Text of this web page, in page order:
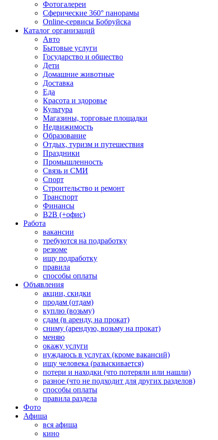
Фотогалереи
Сферические 360° панорамы
Online-сервисы Бобруйска
Каталог организаций
Авто
Бытовые услуги
Государство и общество
Дети
Домашние животные
Доставка
Еда
Красота и здоровье
Культура
Магазины, торговые площадки
Недвижимость
Образование
Отдых, туризм и путешествия
Праздники
Промышленность
Связь и СМИ
Спорт
Строительство и ремонт
Транспорт
Финансы
B2B (+офис)
Работа
вакансии
требуются на подработку
резюме
ищу подработку
правила
способы оплаты
Объявления
акции, скидки
продам (отдам)
куплю (возьму)
сдам (в аренду, на прокат)
сниму (арендую, возьму на прокат)
меняю
окажу услуги
нуждаюсь в услугах (кроме вакансий)
ищу человека (разыскивается)
потери и находки (что потеряли или нашли)
разное (что не подходит для других разделов)
способы оплаты
правила раздела
Фото
Афиша
вся афиша
кино